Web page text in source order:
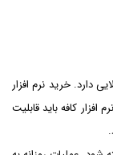
دارد. خرید نرم افزار
کافه باید قابلیت